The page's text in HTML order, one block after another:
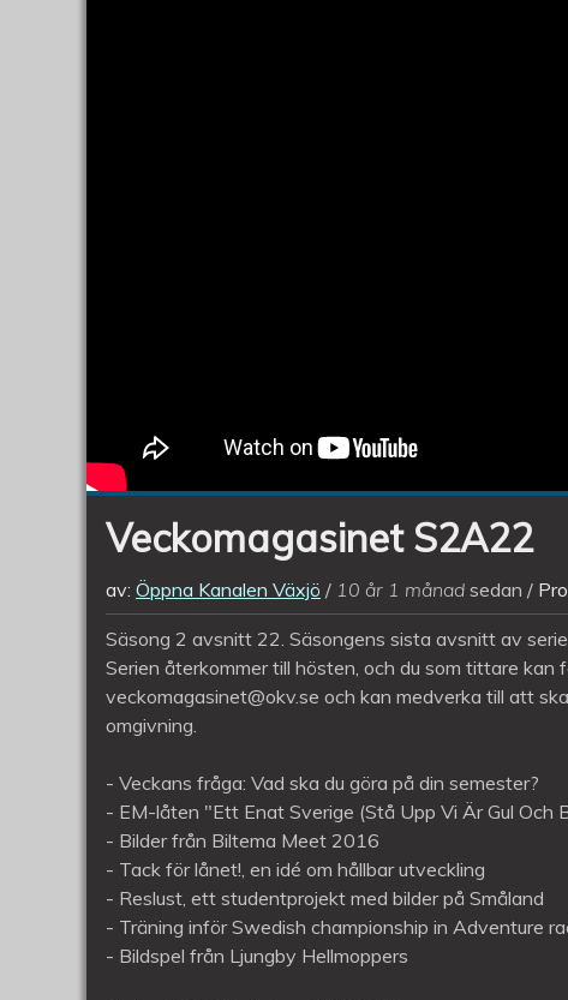
Veckomagasinet S2A22
av: Öppna Kanalen Växjö 10 år 1 månad sedan
Säsong 2 avsnitt 22. Säsongens sista avsnitt av
Serien återkommer till hösten, och du som tittare
veckomagasinet@okv.se och kan medverka till att
omgivning.
- Veckans fråga: Vad ska du göra på din semester?
- EM-låten "Ett Enat Sverige (Stå Upp Vi Är Gul Och
- Bilder från Biltema Meet 2016
- Tack för lånet!, en idé om hållbar utveckling
- Reslust, ett studentprojekt med bilder på Småland
- Träning inför Swedish championship in Adventure
- Bildspel från Ljungby Hellmoppers